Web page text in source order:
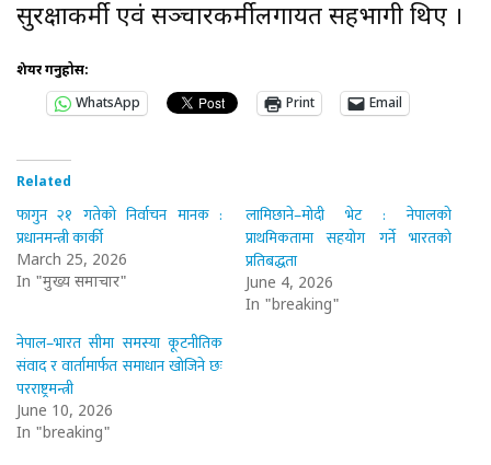
सुरक्षाकर्मी एवं सञ्चारकर्मीलगायत सहभागी थिए ।
शेयर गर्नुहोस:
WhatsApp
Print Email
Related
फागुन २१ गतेको निर्वाचन मानक :
प्रधानमन्त्री कार्की
March 25, 2026
In "मुख्य समाचार"
लामिछाने–मोदी भेट : नेपालको
प्राथमिकतामा सहयोग गर्ने भारतको
प्रतिबद्धता
June 4, 2026
In "breaking"
नेपाल–भारत सीमा समस्या कूटनीतिक
संवाद र वार्तामार्फत समाधान खोजिने छः
परराष्ट्रमन्त्री
June 10, 2026
In "breaking"